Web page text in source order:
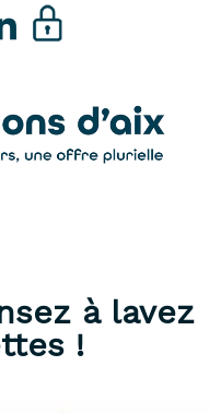
à lavez
!